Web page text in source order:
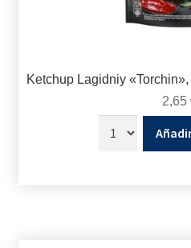
Ketchup Lagidniy «Torchin»,
2,65